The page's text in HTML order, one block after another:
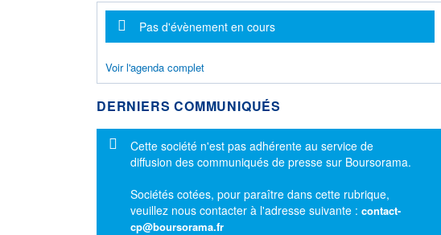
Message d'information
Pas d'évènement en cours
Voir l'agenda complet
DERNIERS COMMUNIQUÉS
Message d'information
Cette société n'est pas adhérente au service de
diffusion des communiqués de presse sur Boursorama.
Sociétés cotées, pour paraître dans cette rubrique,
veuillez nous contacter à l'adresse suivante : contact-
cp@boursorama.fr